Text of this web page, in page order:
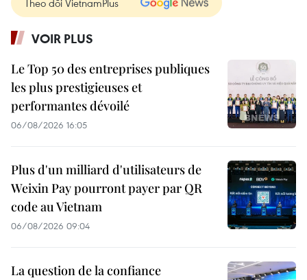
VOIR PLUS
Le Top 50 des entreprises publiques
les plus prestigieuses et
performantes dévoilé
06/08/2026 16:05
Plus d'un milliard d'utilisateurs de
Weixin Pay pourront payer par QR
code au Vietnam
06/08/2026 09:04
La question de la confiance